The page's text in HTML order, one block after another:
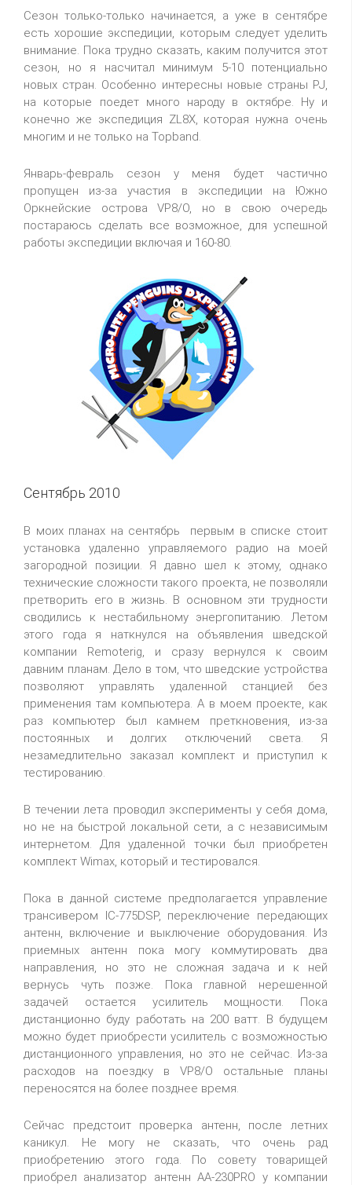
Сезон только-только начинается, а уже в сентябре
есть хорошие экспедиции, которым следует уделить
внимание. Пока трудно сказать, каким получится этот
сезон, но я насчитал минимум 5-10 потенциально
новых стран. Особенно интересны новые страны PJ,
на которые поедет много народу в октябре. Ну и
конечно же экспедиция ZL8X, которая нужна очень
многим и не только на Topband.
Январь-февраль сезон у меня будет частично
пропущен из-за участия в экспедиции на Южно
Оркнейские острова VP8/O, но в свою очередь
постараюсь сделать все возможное, для успешной
работы экспедиции включая и 160-80.
Сентябрь 2010
В моих планах на сентябрь первым в списке стоит
установка удаленно управляемого радио на моей
загородной позиции. Я давно шел к этому, однако
технические сложности такого проекта, не позволяли
претворить его в жизнь. В основном эти трудности
сводились к нестабильному энергопитанию. Летом
этого года я наткнулся на объявления шведской
компании Remoterig, и сразу вернулся к своим
давним планам. Дело в том, что шведские устройства
позволяют управлять удаленной станцией без
применения там компьютера. А в моем проекте, как
раз компьютер был камнем преткновения, из-за
постоянных и долгих отключений света. Я
незамедлительно заказал комплект и приступил к
тестированию.
В течении лета проводил эксперименты у себя дома,
но не на быстрой локальной сети, а с независимым
интернетом. Для удаленной точки был приобретен
комплект Wimax, который и тестировался.
Пока в данной системе предполагается управление
трансивером IC-775DSP, переключение передающих
антенн, включение и выключение оборудования. Из
приемных антенн пока могу коммутировать два
направления, но это не сложная задача и к ней
вернусь чуть позже. Пока главной нерешенной
задачей остается усилитель мощности. Пока
дистанционно буду работать на 200 ватт. В будущем
можно будет приобрести усилитель с возможностью
дистанционного управления, но это не сейчас. Из-за
расходов на поездку в VP8/O остальные планы
переносятся на более позднее время.
Сейчас предстоит проверка антенн, после летних
каникул. Не могу не сказать, что очень рад
приобретению этого года. По совету товарищей
приобрел анализатор антенн АА-230PRO у компании